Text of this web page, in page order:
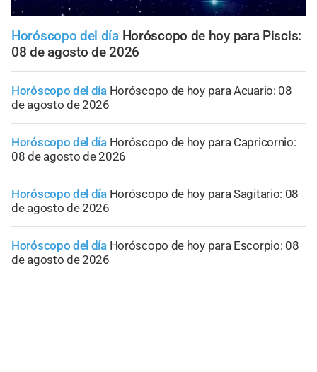
Horóscopo del día Horóscopo de hoy para Piscis:
08 de agosto de 2026
Horóscopo del día Horóscopo de hoy para Acuario: 08
de agosto de 2026
Horóscopo del día Horóscopo de hoy para Capricornio:
08 de agosto de 2026
Horóscopo del día Horóscopo de hoy para Sagitario: 08
de agosto de 2026
Horóscopo del día Horóscopo de hoy para Escorpio: 08
de agosto de 2026